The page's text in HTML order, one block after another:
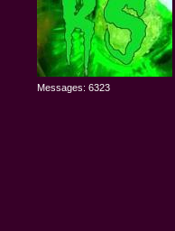
Messages: 6323